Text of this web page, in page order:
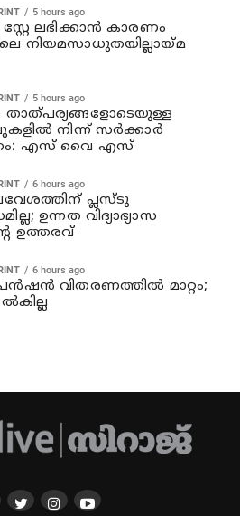
5 hours ago
സ്റ്റേ ലഭിക്കാന്‍ കാരണം
നിയമസാധുതയില്ലായ്മ
5 hours ago
താത്പര്യങ്ങളോടെയുള്ള
നിന്ന് സര്‍ക്കാര്‍
എസ് വൈ എസ്
6 hours ago
പ്ലസ്ടു
ഉന്നത വിദ്യാഭ്യാസ
ഉത്തരവ്
6 hours ago
വിതരണത്തില്‍ മാറ്റം;